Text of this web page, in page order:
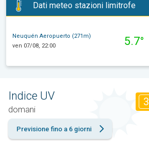
Dati meteo stazioni limitrofe
Neuquén Aeropuerto (271m)
ven 07/08, 22:00
5.7°
Indice UV
domani
3
Previsione fino a 6 giorni